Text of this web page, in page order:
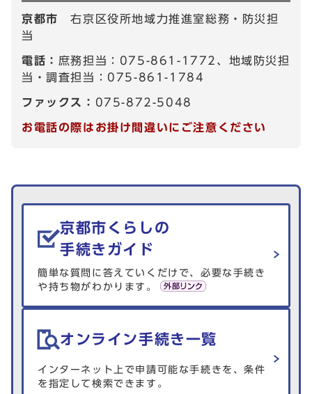
京都市右京区役所地域力推進室総務・防災担
当
電話： 庶務担当：075-861-1772、地域防災担
当・調査担当：075-861-1784
ファックス： 075-872-5048
お電話の際はお掛け間違いにご注意ください
生活情報を探す
京都市くらしの
手続きガイド
簡単な質問に答えていくだけで、必要な手続き
や持ち物がわかります。
オンライン手続き一覧
インターネット上で申請可能な手続きを、条件
を指定して検索できます。